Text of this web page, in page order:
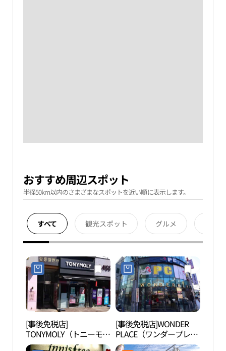
おすすめ周辺スポット
半径50km以内のさまざまなスポットを近い順に表示します。
すべて 観光スポット グルメ
[事後免税店]
TONYMOLY（トニーモリ
ー）・カンヌン（江陵）
[事後免税店]WONDER
PLACE（ワンダープレイ
ス）・カンヌン（江陵）